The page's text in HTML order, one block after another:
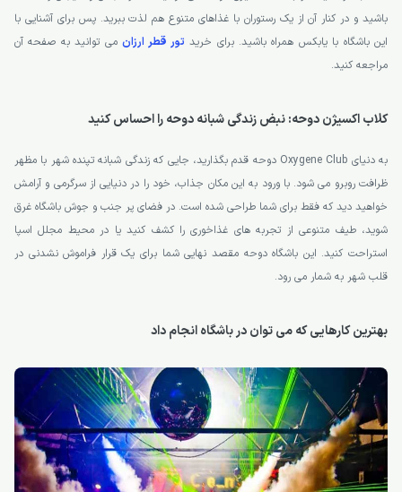
باشید و در کنار آن از یک رستوران با غذاهای متنوع هم لذت ببرید. پس برای آشنایی با
این باشگاه با یابکس همراه باشید. برای خرید تور قطر ارزان می توانید به صفحه آن
مراجعه کنید.
کلاب اکسیژن دوحه: نبض زندگی شبانه دوحه را احساس کنید
به دنیای Oxygene Club دوحه قدم بگذارید، جایی که زندگی شبانه تپنده شهر با مظهر
ظرافت روبرو می شود. با ورود به این مکان جذاب، خود را در دنیایی از سرگرمی و آرامش
خواهید دید که فقط برای شما طراحی شده است. در فضای پر جنب و جوش باشگاه غرق
شوید، طیف متنوعی از تجربه های غذاخوری را کشف کنید یا در محیط مجلل اسپا
استراحت کنید. این باشگاه دوحه مقصد نهایی شما برای یک قرار فراموش نشدنی در
قلب شهر به شمار می رود.
بهترین کارهایی که می توان در باشگاه انجام داد